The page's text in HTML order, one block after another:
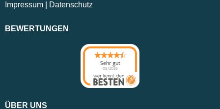
Impressum Datenschutz
BEWERTUNGEN
Sehr gut
08/2026
ÜBER UNS